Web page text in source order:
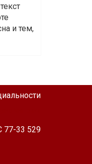
и тем,
77-33 529